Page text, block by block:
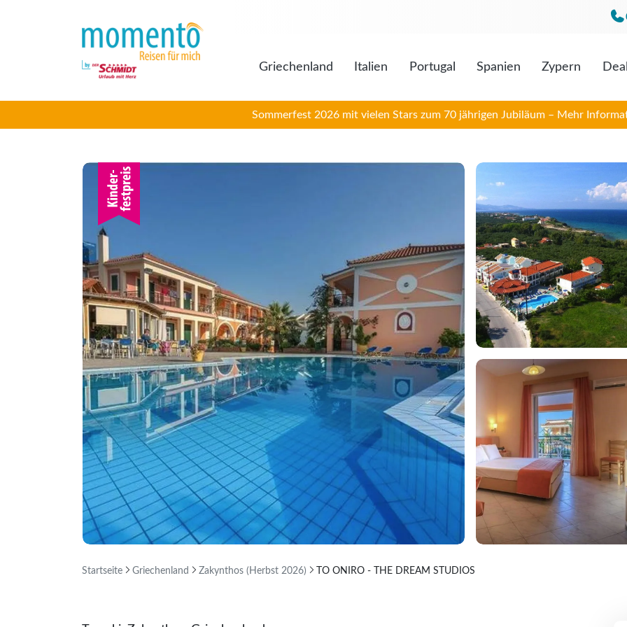
Mo. bis
Griechenland Italien Portugal Spanien Zypern
Sommerfest 2026 mit vielen Stars zum 70 jährigen Jubiläum – Mehr
Startseite Griechenland Zakynthos (Herbst 2026) TO ONIRO - THE DREAM STUDIOS